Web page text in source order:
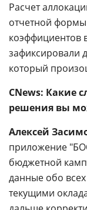
Расчет
отчетной
коэффициентов
зафиксировали
который
CNews: Какие
решения вы
Алексей
приложение
бюджетной
данные обо
текущими